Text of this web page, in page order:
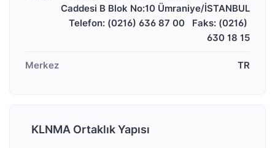
Caddesi B Blok No:10 Ümraniye/İSTANBUL
Telefon: (0216) 636 87 00   Faks: (0216)
630 18 15
Merkez TR
KLNMA Ortaklık Yapısı